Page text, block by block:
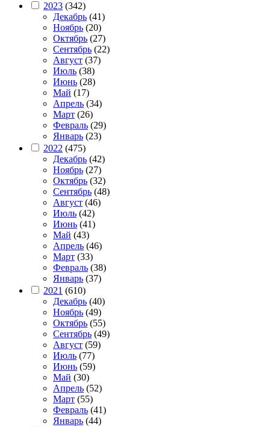
2023 (342)
Декабрь (41)
Ноябрь (20)
Октябрь (27)
Сентябрь (22)
Август (37)
Июль (38)
Июнь (28)
Май (17)
Апрель (34)
Март (26)
Февраль (29)
Январь (23)
2022 (475)
Декабрь (42)
Ноябрь (27)
Октябрь (32)
Сентябрь (48)
Август (46)
Июль (42)
Июнь (41)
Май (43)
Апрель (46)
Март (33)
Февраль (38)
Январь (37)
2021 (610)
Декабрь (40)
Ноябрь (49)
Октябрь (55)
Сентябрь (49)
Август (59)
Июль (77)
Июнь (59)
Май (30)
Апрель (52)
Март (55)
Февраль (41)
Январь (44)